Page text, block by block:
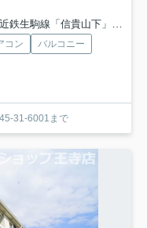
近鉄生駒線「信貴山下」駅 徒歩10分
コン
バルコニー
31-6001まで